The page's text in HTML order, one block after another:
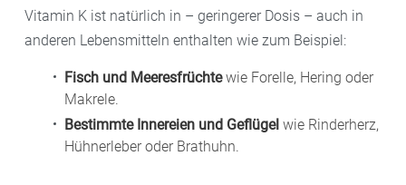
Vitamin K ist natürlich in – geringerer Dosis – auch in
anderen Lebensmitteln enthalten wie zum Beispiel:
Fisch und Meeresfrüchtewie Forelle, Hering oder
Makrele.
Bestimmte Innereien und Geflügel wie Rinderherz,
Hühnerleber oder Brathuhn.